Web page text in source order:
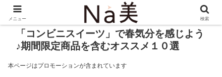
「コンビニスイーツ」で春気分を感じよう
♪期間限定商品を含むオススメ１０選
本ページはプロモーションが含まれています
メニュー 検索